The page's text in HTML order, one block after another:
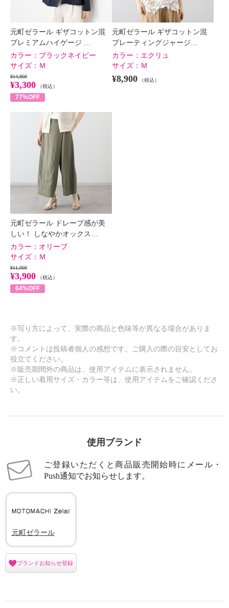
元町ゼラール ギザコットン混
プレミアムハイゲージ …
カラー： ブラックネイビー
サイズ： Ｍ
¥14,800
¥3,300 （税込）
77%OFF
元町ゼラール ギザコットン混
プレーティングジャージ…
カラー： エクリュ
サイズ： Ｍ
¥8,900 （税込）
元町ゼラール ドレープ感が美
しい！ しなやかオックス…
カラー： オリーブ
サイズ： Ｍ
¥11,000
¥3,900 （税込）
64%OFF
※写り方によって、実際の商品と色味等が異なる場合がありま
す。
※コメントは投稿者個人の感想です。ご購入の際の目安としてお
役立てください。
※販売期間外の商品は、使用アイテムに表示されません。
※正しい着用サイズ・カラー等は、使用アイテムをご確認くださ
い。
使用ブランド
ご登録いただくと商品販売開始時にメール・
Push通知でお知らせします。
元町ゼラール
ブランドお知らせ登録